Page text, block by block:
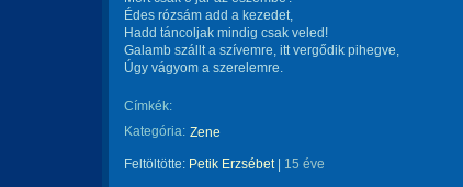
Édes rózsám add a kezedet,
Hadd táncoljak mindig csak veled!
Galamb szállt a szívemre, itt vergődik pihegve,
Úgy vágyom a szerelemre.
Címkék:
Kategória: Zene
Feltöltötte: Petik Erzsébet| 15 éve